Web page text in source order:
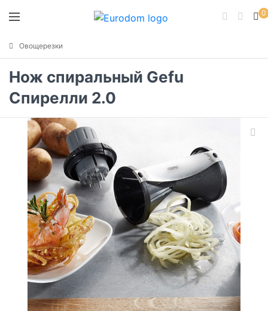
0
Овощерезки
Нож спиральный Gefu
Спирелли 2.0